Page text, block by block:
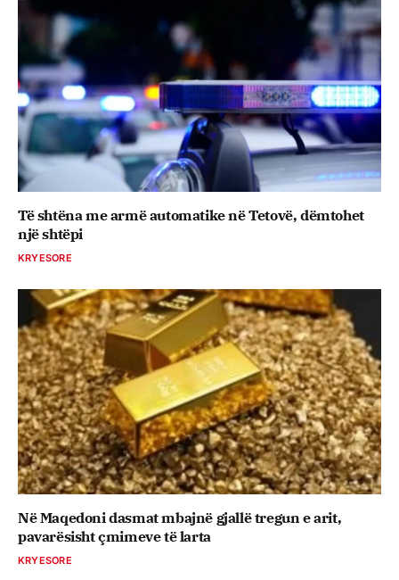
Të shtëna me armë automatike në Tetovë, dëmtohet
një shtëpi
KRYESORE
Në Maqedoni dasmat mbajnë gjallë tregun e arit,
pavarësisht çmimeve të larta
KRYESORE